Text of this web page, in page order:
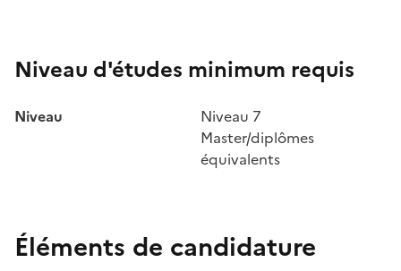
Niveau d'études minimum requis
Niveau
Niveau 7
Master/diplômes
équivalents
Éléments de candidature